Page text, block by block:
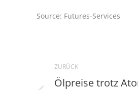
Source: Futures-Services
ZURÜCK
Ölpreise trotz